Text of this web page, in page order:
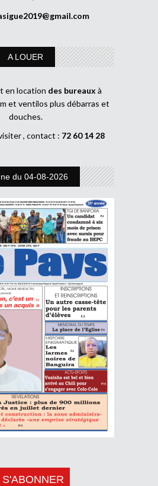
A LOUER
en location des bureaux à
et ventilos plus débarras et
douches.
, contact : 72 60 14 28
du 04-08-2026
S'ABONNER